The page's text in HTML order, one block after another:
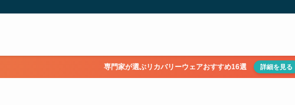
専門家が選ぶリカバリーウェアおすすめ16選 詳細を見る